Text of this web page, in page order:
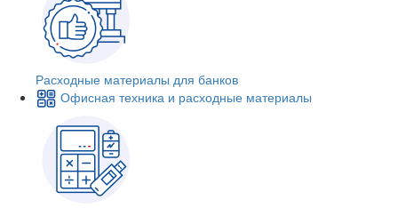
Расходные материалы для банков
Офисная техника и расходные материалы